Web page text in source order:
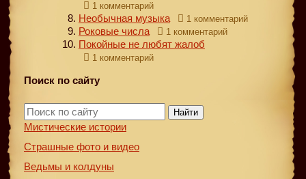
1 комментарий
Необычная музыка 1 комментарий
Роковые числа 1 комментарий
Покойные не любят жалоб
1 комментарий
Поиск по сайту
Найти
Мистические истории
Страшные фото и видео
Ведьмы и колдуны